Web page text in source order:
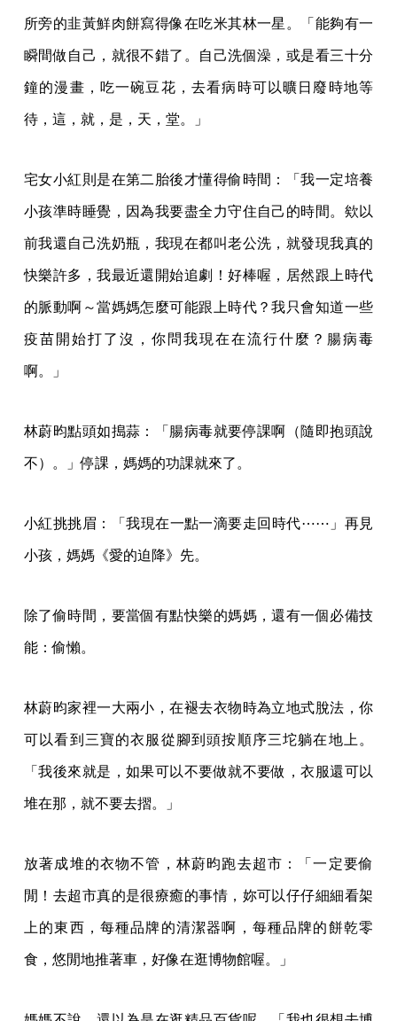
所旁的韭黃鮮肉餅寫得像在吃米其林一星。「能夠有一
瞬間做自己，就很不錯了。自己洗個澡，或是看三十分
鐘的漫畫，吃一碗豆花，去看病時可以曠日廢時地等
待，這，就，是，天，堂。」
宅女小紅則是在第二胎後才懂得偷時間：「我一定培養
小孩準時睡覺，因為我要盡全力守住自己的時間。欸以
前我還自己洗奶瓶，我現在都叫老公洗，就發現我真的
快樂許多，我最近還開始追劇！好棒喔，居然跟上時代
的脈動啊～當媽媽怎麼可能跟上時代？我只會知道一些
疫苗開始打了沒，你問我現在在流行什麼？腸病毒
啊。」
林蔚昀點頭如搗蒜：「腸病毒就要停課啊（隨即抱頭說
不）。」停課，媽媽的功課就來了。
小紅挑挑眉：「我現在一點一滴要走回時代⋯⋯」再見
小孩，媽媽《愛的迫降》先。
除了偷時間，要當個有點快樂的媽媽，還有一個必備技
能：偷懶。
林蔚昀家裡一大兩小，在褪去衣物時為立地式脫法，你
可以看到三寶的衣服從腳到頭按順序三坨躺在地上。
「我後來就是，如果可以不要做就不要做，衣服還可以
堆在那，就不要去摺。」
放著成堆的衣物不管，林蔚昀跑去超市：「一定要偷
閒！去超市真的是很療癒的事情，妳可以仔仔細細看架
上的東西，每種品牌的清潔器啊，每種品牌的餅乾零
食，悠閒地推著車，好像在逛博物館喔。」